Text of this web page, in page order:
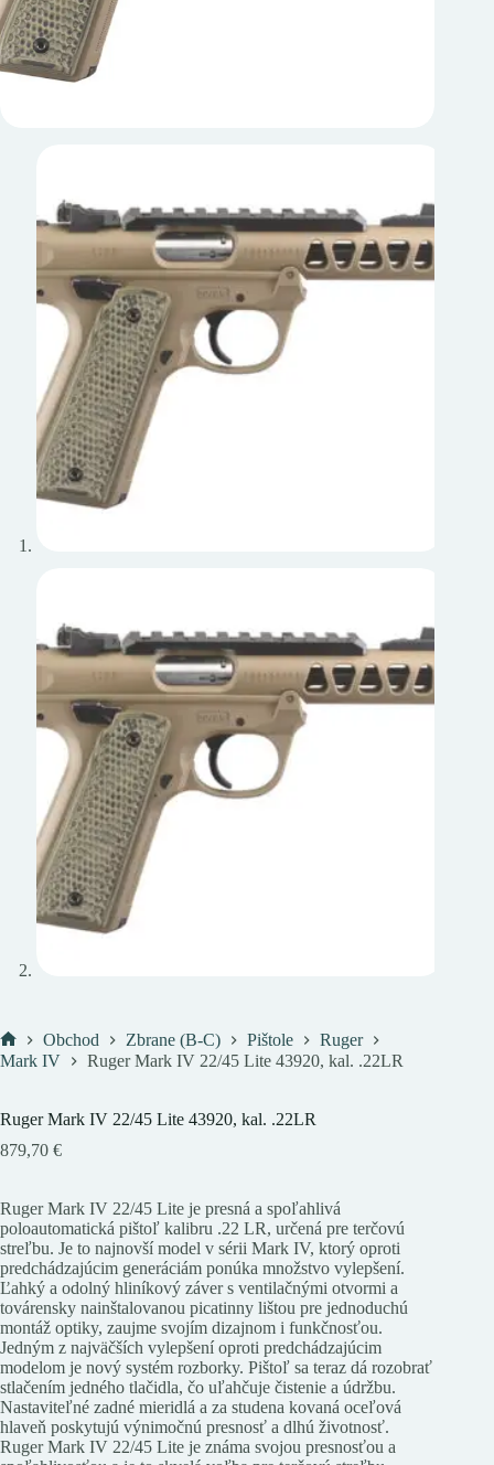
Domov
Obchod Zbrane (B-C) Pištole
Ruger
Mark IV
Ruger Mark IV 22/45 Lite 43920, kal. .22LR
Ruger Mark IV 22/45 Lite 43920, kal. .22LR
879,70 €
Ruger Mark IV 22/45 Lite je presná a spoľahlivá
poloautomatická pištoľ kalibru .22 LR, určená pre terčovú
streľbu. Je to najnovší model v sérii Mark IV, ktorý oproti
predchádzajúcim generáciám ponúka množstvo vylepšení.
Ľahký a odolný hliníkový záver s ventilačnými otvormi a
továrensky nainštalovanou picatinny lištou pre jednoduchú
montáž optiky, zaujme svojím dizajnom i funkčnosťou.
Jedným z najväčších vylepšení oproti predchádzajúcim
modelom je nový systém rozborky. Pištoľ sa teraz dá rozobrať
stlačením jedného tlačidla, čo uľahčuje čistenie a údržbu.
Nastaviteľné zadné mieridlá a za studena kovaná oceľová
hlaveň poskytujú výnimočnú presnosť a dlhú životnosť.
Ruger Mark IV 22/45 Lite je známa svojou presnosťou a